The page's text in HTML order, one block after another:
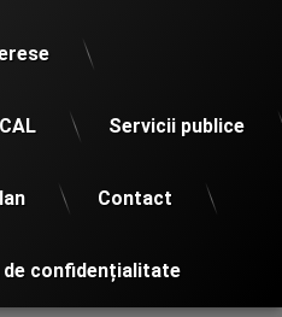
Servicii publice
Contact
confidențialitate